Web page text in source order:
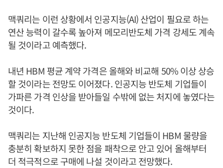
맥쿼리는 이런 상황에서 인공지능(AI) 산업이 필요로 하는
연산 능력이 갈수록 높아져 메모리반도체 가격 강세도 계속
될 것이라고 예측했다.
내년 HBM 평균 계약 가격은 올해와 비교해 50% 이상 상승
할 것이라는 전망도 이어졌다. 인공지능 반도체 기업들이
가파른 가격 인상을 받아들일 수밖에 없는 처지에 놓였다는
것이다.
맥쿼리는 지난해 인공지능 반도체 기업들이 HBM 물량을
충분히 확보하지 못한 점을 패착으로 안고 있어 올해부터
더 적극적으로 구매에 나설 것이라고 전망했다.